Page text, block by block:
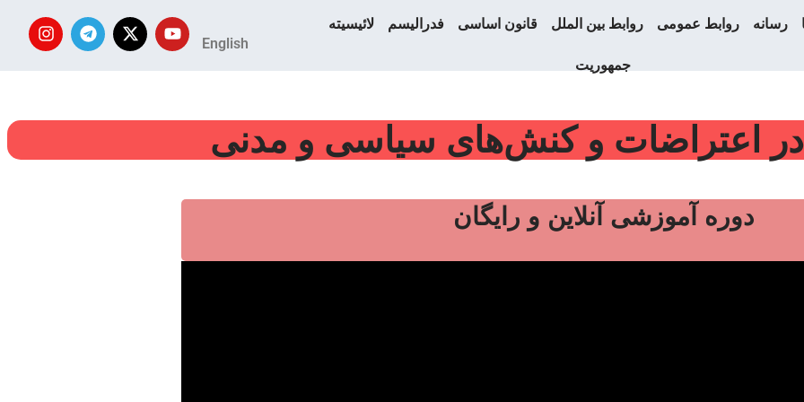
English
رسانه روابط عمومی روابط بین الملل قانون اساسی فدرالیسم لائیسیته
جمهوریت
در اعتراضات و کنش‌های سیاسی و مدنی
دوره آموزشی آنلاین و رایگان